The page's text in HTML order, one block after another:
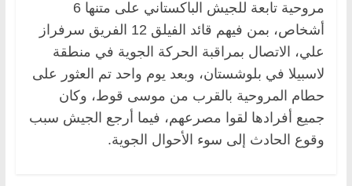
مروحية تابعة للجيش الباكستاني على متنها 6
أشخاص، بمن فيهم قائد الفيلق 12 الفريق سرفراز
علي، الاتصال بمراقبة الحركة الجوية في منطقة
لاسبيلا في بلوشستان، وبعد يوم واحد تم العثور على
حطام المروحية بالقرب من موسى قوط، وكان
جميع أفرادها لقوا مصرعهم، فيما أرجع الجيش سبب
وقوع الحادث إلى سوء الأحوال الجوية.